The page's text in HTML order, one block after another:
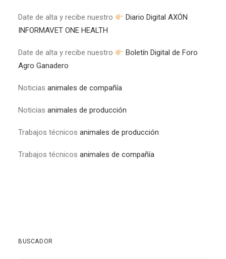
Date de alta y recibe nuestro
Diario Digital AXÓN
INFORMAVET ONE HEALTH
Date de alta y recibe nuestro
Boletín Digital de Foro
Agro Ganadero
Noticias animales de compañía
Noticias animales de producción
Trabajos técnicos animales de producción
Trabajos técnicos animales de compañía
BUSCADOR